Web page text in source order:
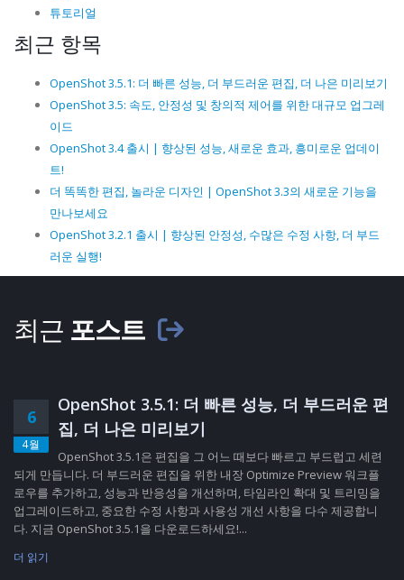
튜토리얼
최근 항목
OpenShot 3.5.1: 더 빠른 성능, 더 부드러운 편집, 더 나은 미리보기
OpenShot 3.5: 속도, 안정성 및 창의적 제어를 위한 대규모 업그레
이드
OpenShot 3.4 출시 | 향상된 성능, 새로운 효과, 흥미로운 업데이
트!
더 똑똑한 편집, 놀라운 디자인 | OpenShot 3.3의 새로운 기능을
만나보세요
OpenShot 3.2.1 출시 | 향상된 안정성, 수많은 수정 사항, 더 부드
러운 실행!
최근 포스트
6
4월
OpenShot 3.5.1: 더 빠른 성능, 더 부드러운 편
집, 더 나은 미리보기
OpenShot 3.5.1은 편집을 그 어느 때보다 빠르고 부드럽고 세련
되게 만듭니다. 더 부드러운 편집을 위한 내장 Optimize Preview 워크플
로우를 추가하고, 성능과 반응성을 개선하며, 타임라인 확대 및 트리밍을
업그레이드하고, 중요한 수정 사항과 사용성 개선 사항을 다수 제공합니
다. 지금 OpenShot 3.5.1을 다운로드하세요!...
더 읽기